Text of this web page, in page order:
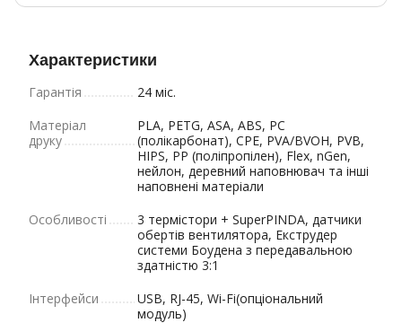
Характеристики
Гарантія
24 міс.
Матеріал
друку
PLA, PETG, ASA, ABS, PC
(полікарбонат), CPE, PVA/BVOH, PVB,
HIPS, PP (поліпропілен), Flex, nGen,
нейлон, деревний наповнювач та інші
наповнені матеріали
Особливості
3 термістори + SuperPINDA, датчики
обертів вентилятора, Екструдер
системи Боудена з передавальною
здатністю 3:1
Інтерфейси
USB, RJ-45, Wi-Fi(опціональний
модуль)